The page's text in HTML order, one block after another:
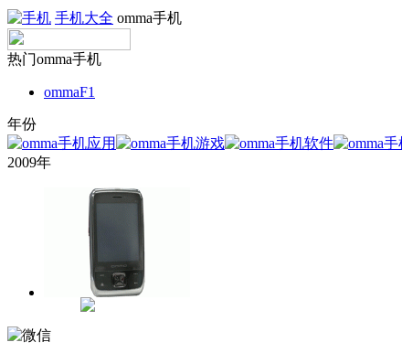
手机大全 omma手机
热门omma手机
ommaF1
年份
2009年